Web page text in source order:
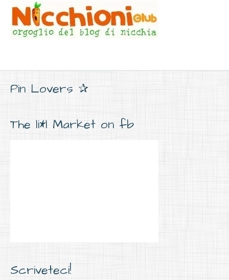
Pin Lovers ✰
The li*l Market on fb
Scriveteci!